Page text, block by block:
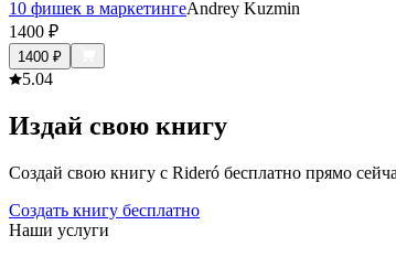
10 фишек в маркетингеAndrey Kuzmin
1400 ₽
1400 ₽
5.04
Издай свою книгу
Создай свою книгу с Rideró бесплатно прямо
Создать книгу бесплатно
Наши услуги